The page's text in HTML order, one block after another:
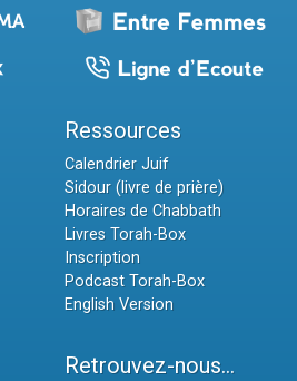
Ressources
Calendrier Juif
Sidour (livre de prière)
Horaires de Chabbath
Livres Torah-Box
Inscription
Podcast Torah-Box
English Version
Retrouvez-nous...